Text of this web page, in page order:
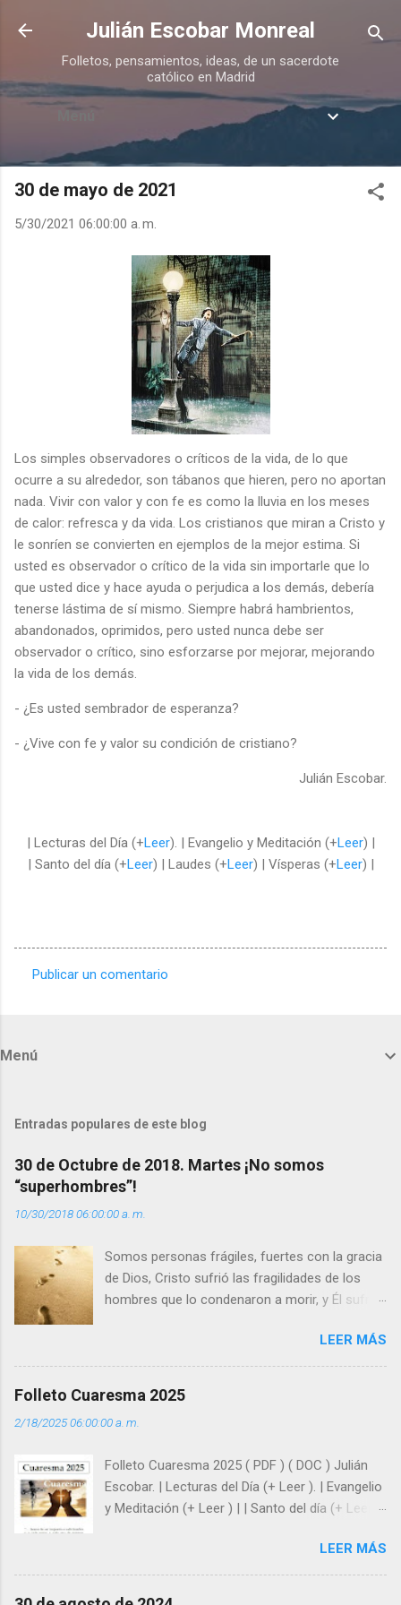
Ir al contenido principal
Julián Escobar Monreal
Folletos, pensamientos, ideas, de un sacerdote
católico en Madrid
Menú
30 de mayo de 2021
5/30/2021 06:00:00 a. m.
Los simples observadores o críticos de la vida, de lo que
ocurre a su alrededor, son tábanos que hieren, pero no aportan
nada. Vivir con valor y con fe es como la lluvia en los meses
de calor: refresca y da vida. Los cristianos que miran a Cristo y
le sonríen se convierten en ejemplos de la mejor estima. Si
usted es observador o crítico de la vida sin importarle que lo
que usted dice y hace ayuda o perjudica a los demás, debería
tenerse lástima de sí mismo. Siempre habrá hambrientos,
abandonados, oprimidos, pero usted nunca debe ser
observador o crítico, sino esforzarse por mejorar, mejorando
la vida de los demás.
- ¿Es usted sembrador de esperanza?
- ¿Vive con fe y valor su condición de cristiano?
Julián Escobar.
| Lecturas del Día (+Leer). | Evangelio y Meditación (+Leer) |
| Santo del día (+Leer) | Laudes (+Leer) | Vísperas (+Leer) |
t
r
i
o
s
Publicar un comentario
Menú
Entradas populares de este blog
30 de Octubre de 2018. Martes ¡No somos
“superhombres”!
10/30/2018 06:00:00 a. m.
Somos personas frágiles, fuertes con la gracia
de Dios, Cristo sufrió las fragilidades de los
hombres que lo condenaron a morir, y Él sufrió
enseña Jesucristo? Que, si seguimos sus
huellas, sin ser superhombres, podemos
afrontar las adversidades con la fuerza y la luz
siempre está pendiente de nosotros. Amar es
y protegidos por nosotros. “ Señor, soy un
árbol sin frutos, pero tú me das la savia para
que al menos mis ramas y hojas den sombra
super hombre? - ¿Superas tu fragilidad con la
gracia de Dios? Julián Escobar. | Lecturas del
Día (+ Leer ). | Evangelio y Meditación (+ Leer ) |
LEER MÁS
Folleto Cuaresma 2025
2/18/2025 06:00:00 a. m.
Folleto Cuaresma 2025 ( PDF ) ( DOC ) Julián
Escobar. | Lecturas del Día (+ Leer ). | Evangelio
y Meditación (+ Leer ) | | Santo del día (+ Leer )
LEER MÁS